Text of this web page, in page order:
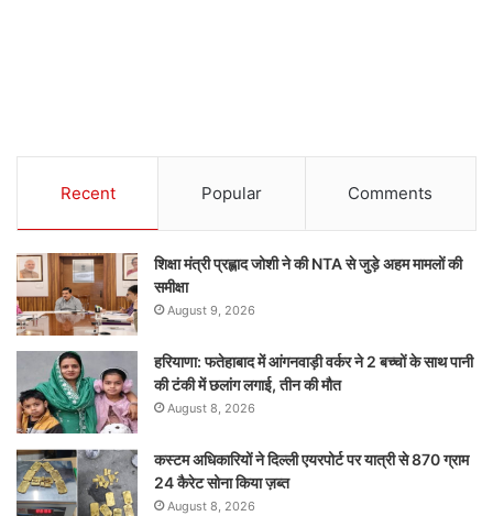
Recent Popular Comments
शिक्षा मंत्री प्रह्लाद जोशी ने की NTA से जुड़े अहम मामलों की
समीक्षा
August 9, 2026
हरियाणा: फतेहाबाद में आंगनवाड़ी वर्कर ने 2 बच्चों के साथ पानी
की टंकी में छलांग लगाई, तीन की मौत
August 8, 2026
कस्टम अधिकारियों ने दिल्ली एयरपोर्ट पर यात्री से 870 ग्राम
24 कैरेट सोना किया ज़ब्त
August 8, 2026